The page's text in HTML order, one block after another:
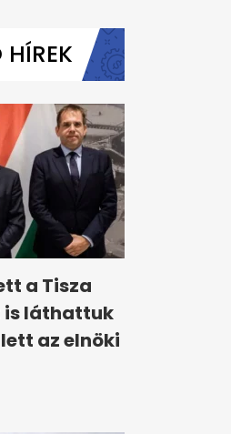
a Tisza
is láthattuk
az elnöki